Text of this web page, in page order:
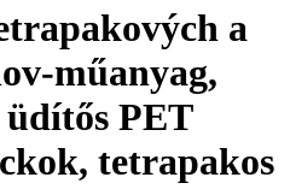
a
műanyag,
üdítős PET
tetrapakos